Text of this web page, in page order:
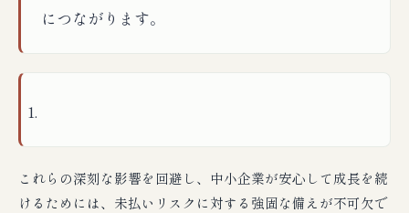
につながります。
これらの深刻な影響を回避し、中小企業が安心して成長を続
けるためには、未払いリスクに対する強固な備えが不可欠で